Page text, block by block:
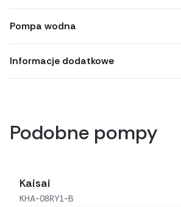
Pompa wodna
Informacje dodatkowe
Podobne pompy
Kaisai
KHA-08RY1-B